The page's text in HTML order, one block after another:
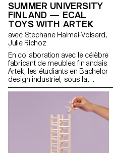
SUMMER UNIVERSITY
FINLAND — ECAL
TOYS WITH ARTEK
avec Stephane Halmai-Voisard,
Julie Richoz
En collaboration avec le célèbre
fabricant de meubles finlandais
Artek, les étudiants en Bachelor
design industriel, sous la
direction de la designer Julie
Richoz, présentent une
collection d'objets ludiques
pour enfants fabriqués à partir
de pièces de qualité inférieure,
rejetés ou semi-finis. Fidèles à
l'esprit d'Artek et de ses
fondateurs, les produits